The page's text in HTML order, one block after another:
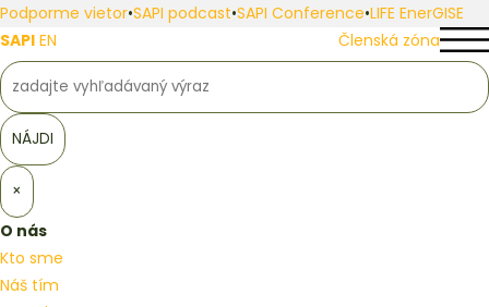
Podporme vietor•SAPI podcast•SAPI Conference•LIFE EnerGISE
SAPI EN Členská zóna
×
O nás
Kto sme
Náš tím